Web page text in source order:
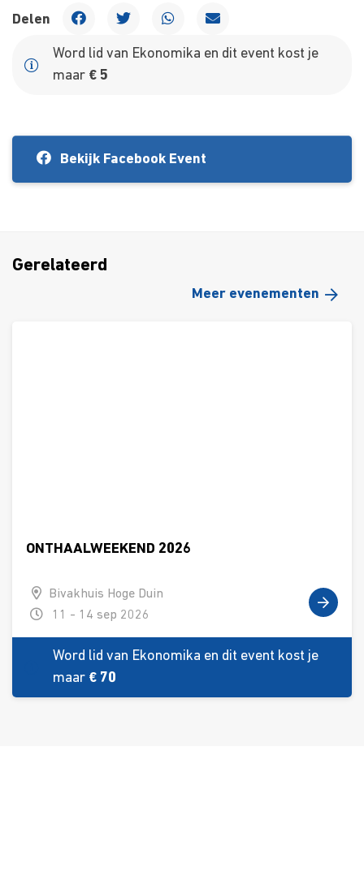
Delen
Word lid van Ekonomika en dit event kost je
maar € 5
Bekijk Facebook Event
Gerelateerd
Meer evenementen
ONTHAALWEEKEND 2026
Bivakhuis Hoge Duin
11 - 14 sep 2026
Word lid van Ekonomika en dit event kost je
maar € 70